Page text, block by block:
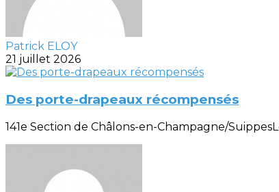
Patrick ELOY
21 juillet 2026
Des porte-drapeaux récompensés
141e Section de Châlons-en-Champagne/